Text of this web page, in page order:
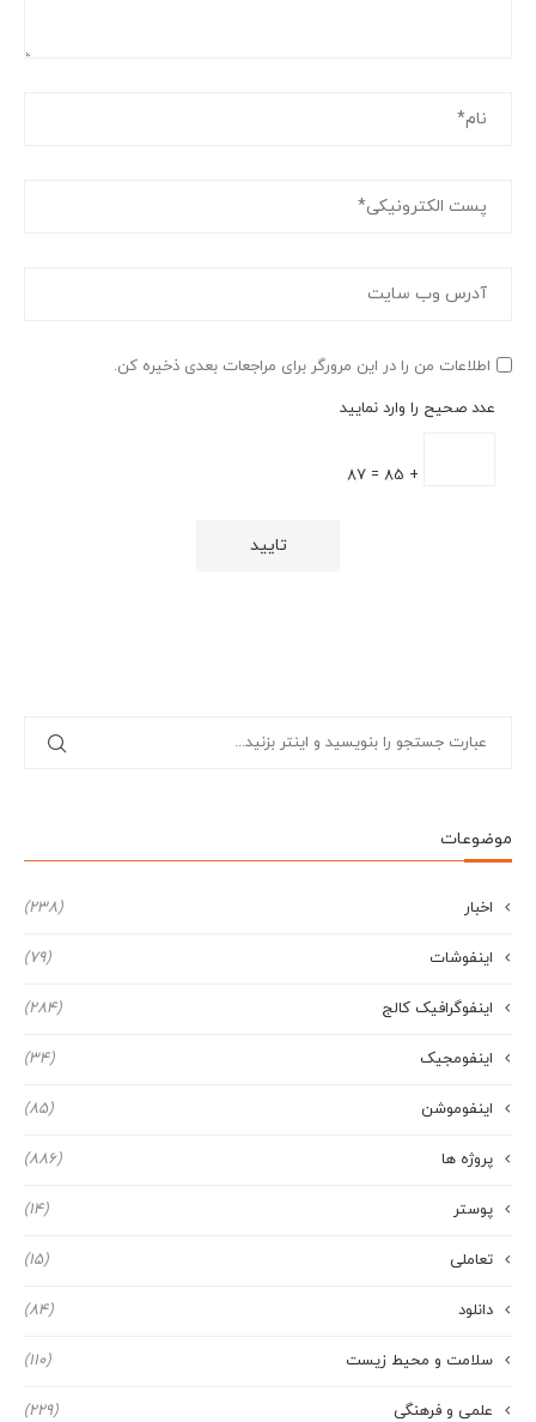
اطلاعات من را در این مرورگر برای مراجعات بعدی ذخیره کن.
عدد صحیح را وارد نمایید
+ 85 = 87
موضوعات
اخبار (238)
اینفوشات (79)
اینفوگرافیک کالج (284)
اینفومجیک (34)
اینفوموشن (85)
پروژه ها (886)
پوستر (14)
تعاملی (15)
دانلود (84)
سلامت و محیط زیست (110)
علمی و فرهنگی (229)